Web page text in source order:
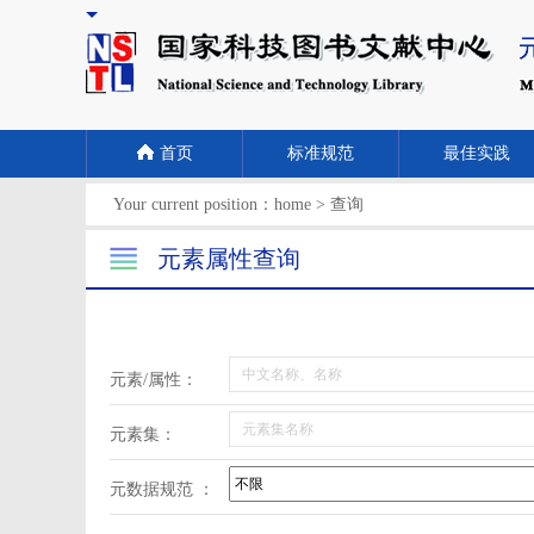
首页 标准规范 最佳实践
Your current position： home > 查询
元素属性查询
元素/属性：
元素集：
元数据规范 ：